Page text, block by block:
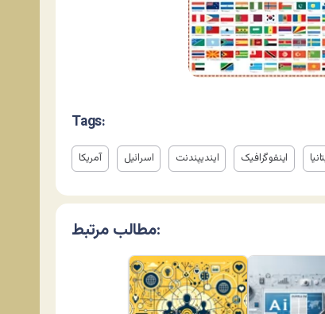
Tags:
آمریکا اسرائیل ایندیپندنت اینفوگرافیک
مطالب مرتبط: